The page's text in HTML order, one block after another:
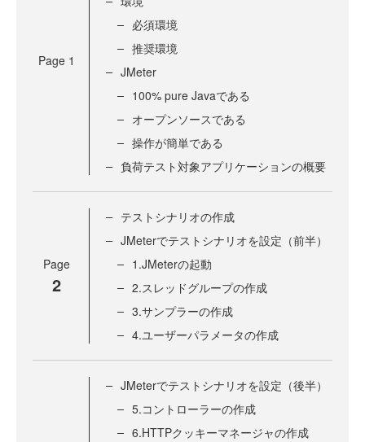
Page 1
必須環境
推奨環境
JMeter
100% pure Javaである
オープンソースである
操作が簡単である
負荷テスト対象アプリケーションの概要
Page
2
テストシナリオの作成
JMeterでテストシナリオを設定（前半）
1.JMeterの起動
2.スレッドグループの作成
3.サンプラーの作成
4.ユーザーパラメータの作成
JMeterでテストシナリオを設定（後半）
5.コントローラーの作成
6.HTTPクッキーマネージャの作成